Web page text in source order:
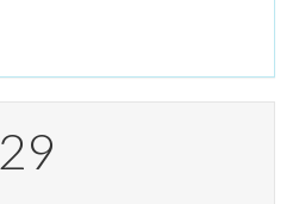
29